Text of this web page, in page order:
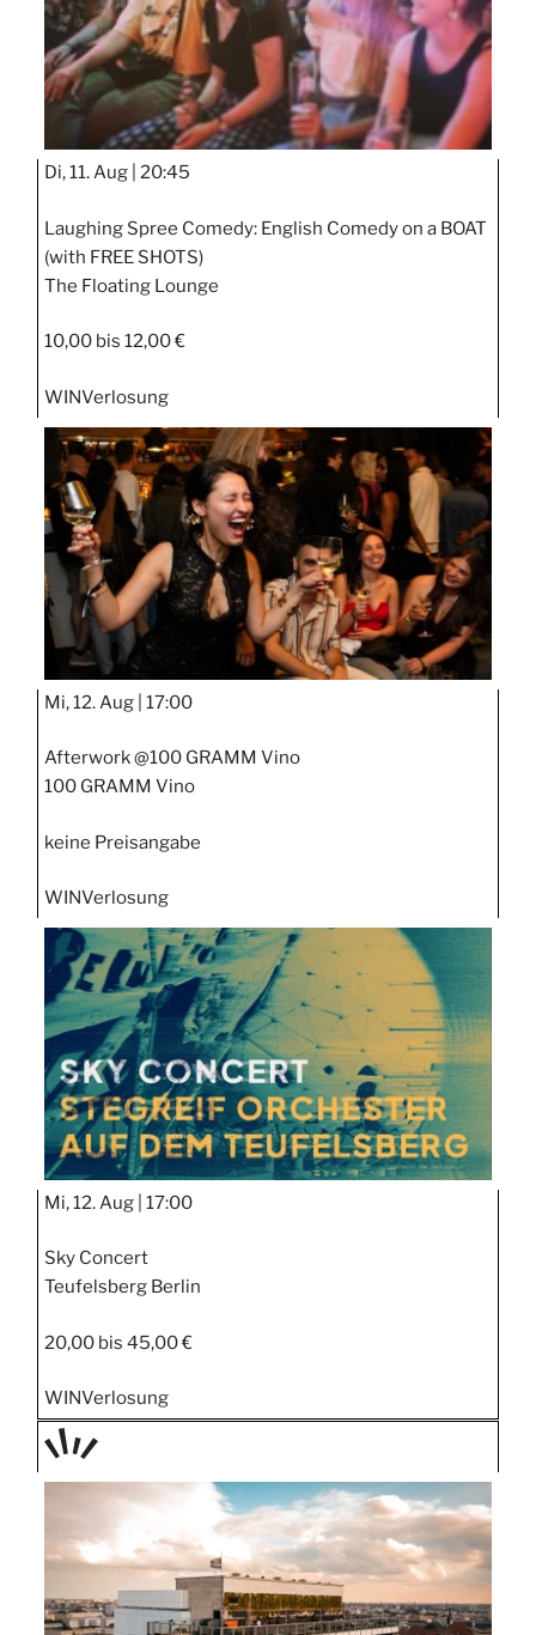
Di, 11. Aug | 20:45
Laughing Spree Comedy: English Comedy on a BOAT
(with FREE SHOTS)
The Floating Lounge
10,00 bis 12,00 €
WINVerlosung
Mi, 12. Aug | 17:00
Afterwork @100 GRAMM Vino
100 GRAMM Vino
keine Preisangabe
WINVerlosung
Mi, 12. Aug | 17:00
Sky Concert
Teufelsberg Berlin
20,00 bis 45,00 €
WINVerlosung
TAGE